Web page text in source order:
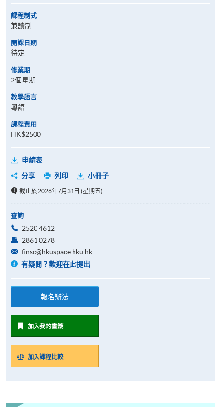
課程制式
兼讀制
開課日期
待定
修業期
2個星期
教學語言
粵語
課程費用
HK$2500
申請表
分享
列印 小冊子
截止於 2026年7月31日 (星期五)
查詢
2520 4612
2861 0278
finsc@hkuspace.hku.hk
有疑問？歡迎在此提出
報名辦法
加入我的書籤
加入課程比較